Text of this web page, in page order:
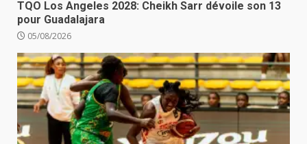
TQO Los Angeles 2028: Cheikh Sarr dévoile son 13
pour Guadalajara
05/08/2026